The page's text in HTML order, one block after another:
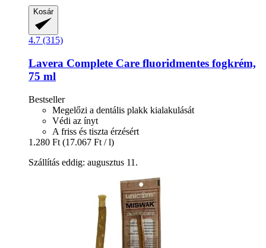
Kosár
4.7 (315)
Lavera Complete Care fluoridmentes fogkrém,
75 ml
Bestseller
Megelőzi a dentális plakk kialakulását
Védi az ínyt
A friss és tiszta érzésért
1.280 Ft (17.067 Ft / l)
Szállítás eddig: augusztus 11.